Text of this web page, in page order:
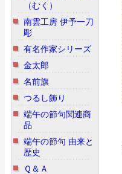
（むく）
南雲工房 伊予一刀
彫
有名作家シリーズ
金太郎
名前旗
つるし飾り
端午の節句関連商
品
端午の節句 由来と
歴史
Ｑ＆Ａ